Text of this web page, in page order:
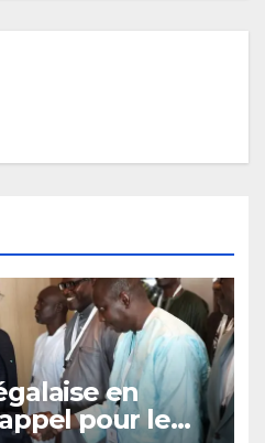
en
pour le